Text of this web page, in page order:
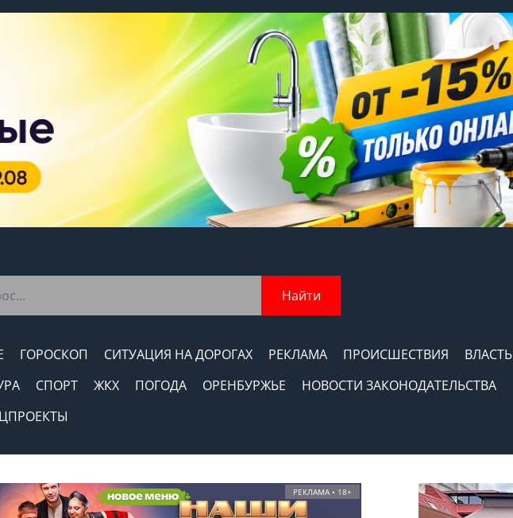
Найти
ГОРОСКОП СИТУАЦИЯ НА ДОРОГАХ РЕКЛАМА ПРОИСШЕСТВИЯ
ВЛАСТЬ
СПОРТ ЖКХ ПОГОДА ОРЕНБУРЖЬЕ
НОВОСТИ ЗАКОНОДАТЕЛЬСТВА
РЕКЛАМА • 18+